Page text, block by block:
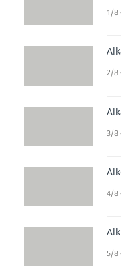
Bei
1/8
2/8
3/8
4/8
5/8